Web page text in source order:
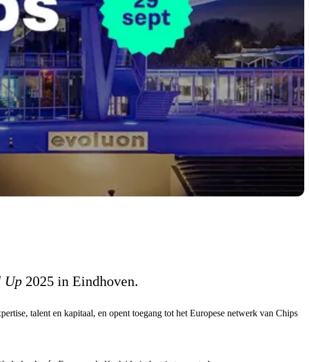
Up 2025 in Eindhoven.
talent en kapitaal, en opent toegang tot het Europese netwerk van Chips